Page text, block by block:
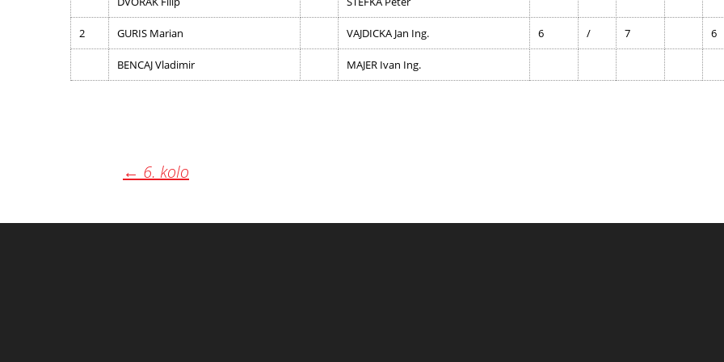
2 GURIS Marian VAJDICKA Jan Ing. 6 / 7 6
BENCAJ Vladimir MAJER Ivan Ing.
navigation
← 6. kolo